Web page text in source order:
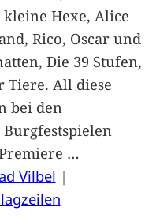
Hexe, Alice
Rico, Oscar und
Die 39 Stufen,
Tiere. All diese
bei den
…
Vilbel